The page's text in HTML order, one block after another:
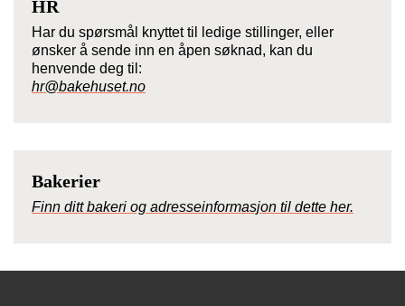
HR
Har du spørsmål knyttet til ledige stillinger, eller
ønsker å sende inn en åpen søknad, kan du
henvende deg til:
hr@bakehuset.no
Bakerier
Finn ditt bakeri og adresseinformasjon til dette her.